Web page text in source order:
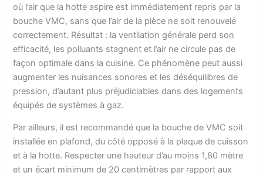
où l’air que la hotte aspire est immédiatement repris par la
bouche VMC, sans que l’air de la pièce ne soit renouvelé
correctement. Résultat : la ventilation générale perd son
efficacité, les polluants stagnent et l’air ne circule pas de
façon optimale dans la cuisine. Ce phénomène peut aussi
augmenter les nuisances sonores et les déséquilibres de
pression, d’autant plus préjudiciables dans des logements
équipés de systèmes à gaz.
Par ailleurs, il est recommandé que la bouche de VMC soit
installée en plafond, du côté opposé à la plaque de cuisson
et à la hotte. Respecter une hauteur d’au moins 1,80 mètre
et un écart minimum de 20 centimètres par rapport aux